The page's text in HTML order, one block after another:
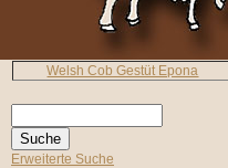
Welsh Cob Gestüt Epona
Erweiterte Suche